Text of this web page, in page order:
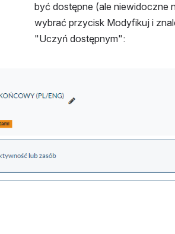
być dostępne (ale niewidoczne
wybrać przycisk Modyfikuj i
"Uczyń dostępnym":